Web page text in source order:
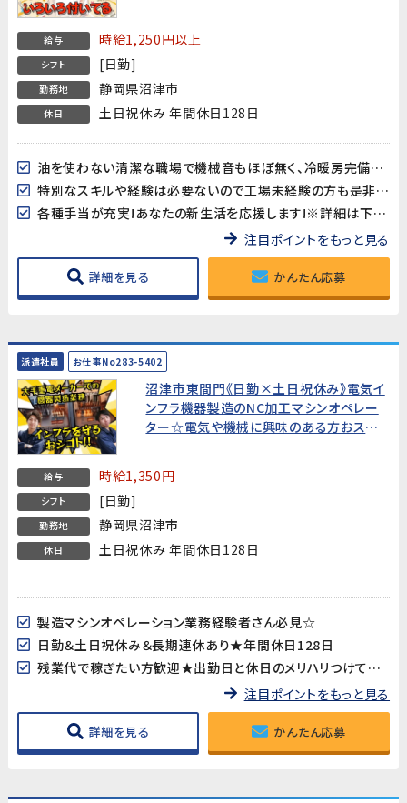
給与 時給1,250円以上
シフト [日勤]
勤務地 静岡県沼津市
休日 土日祝休み 年間休日128日
油を使わない清潔な職場で機械音もほぼ無く、冷暖房完備で作業しやすい環境です♪
特別なスキルや経験は必要ないので工場未経験の方も是非チャレンジしてみてください！
各種手当が充実!あなたの新生活を応援します!※詳細は下記キャンペーン情報欄を御確認下さい。
注目ポイントをもっと見る
詳細を見る かんたん応募
派遣社員 お仕事No283-5402
沼津市東間門《日勤×土日祝休み》電気イ
ンフラ機器製造のNC加工マシンオペレー
ター☆電気や機械に興味のある方おスス
給与 時給1,350円
シフト [日勤]
勤務地 静岡県沼津市
休日 土日祝休み 年間休日128日
製造マシンオペレーション業務経験者さん必見☆
日勤＆土日祝休み＆長期連休あり★年間休日128日
残業代で稼ぎたい方歓迎★出勤日と休日のメリハリつけて働けます
注目ポイントをもっと見る
詳細を見る かんたん応募